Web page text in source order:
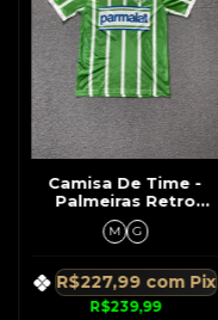
Camisa De Time -
Palmeiras Retro
Verde de 1996
Parmalt
M G
R$239,99
R$227,99 com Pix